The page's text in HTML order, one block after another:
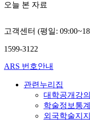
오늘 본 자료
고객센터 (평일:
1599-3122
ARS 번호안내
관련누리집
대학공개강
학술정보통
외국학술지